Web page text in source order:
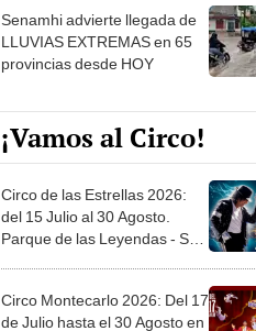
Senamhi advierte llegada de
LLUVIAS EXTREMAS en 65
provincias desde HOY
¡Vamos al Circo!
Circo de las Estrellas 2026:
del 15 Julio al 30 Agosto.
Parque de las Leyendas - San
Miguel
Circo Montecarlo 2026: Del 17
de Julio hasta el 30 Agosto en